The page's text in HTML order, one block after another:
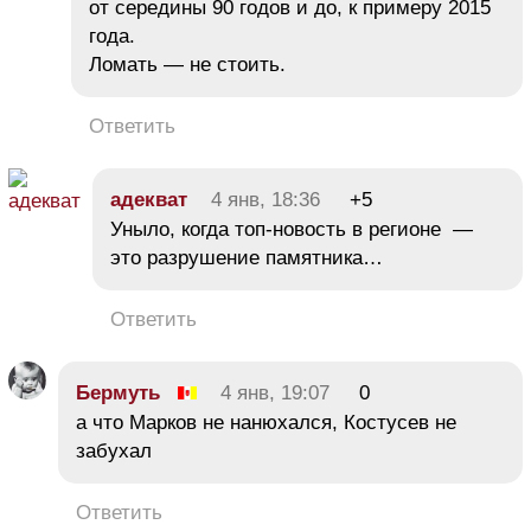
от середины 90 годов и до, к примеру 2015
года.
Ломать — не стоить.
Ответить
адекват 4 янв, 18:36
+5
Уныло, когда топ-новость в регионе —
это разрушение памятника…
Ответить
Бермуть 4 янв, 19:07
0
а что Марков не нанюхался, Костусев не
забухал
Ответить